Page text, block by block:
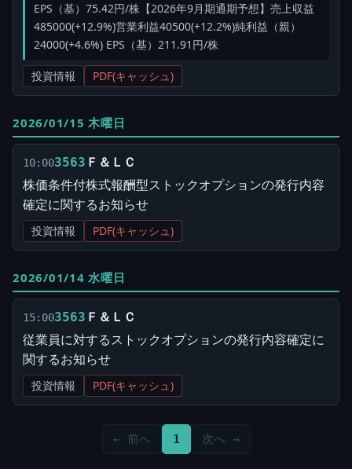
EPS（基）75.42円/株【2026年9月期通期予想】売上収益
485000(+12.9%)営業利益40500(+12.2%)純利益（親）
24000(+4.6%) EPS（基）211.91円/株
投資情報 PDF(キャッシュ)
2026/01/15 木曜日
10:003563 Ｆ＆ＬＣ
株価条件付株式報酬型ストックオプションの発行内容
確定に関するお知らせ
投資情報 PDF(キャッシュ)
2026/01/14 水曜日
15:003563 Ｆ＆ＬＣ
従業員に対するストックオプションの発行内容確定に
関するお知らせ
投資情報 PDF(キャッシュ)
← 前へ 1 次へ →